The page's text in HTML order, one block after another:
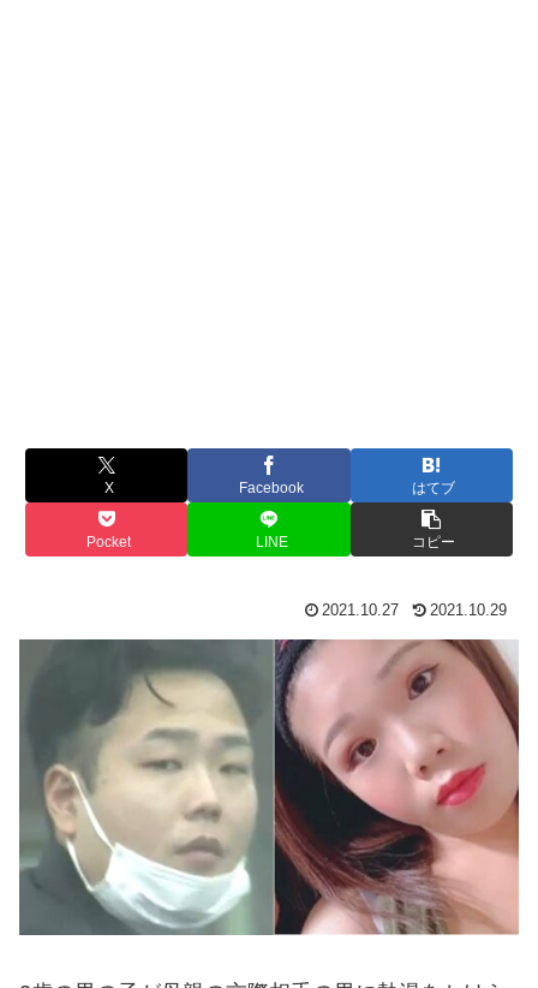
X Facebook はてブ
Pocket LINE コピー
2021.10.27 2021.10.29